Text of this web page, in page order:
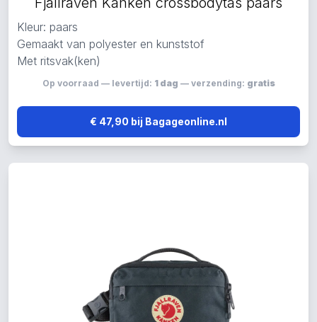
Kleur: paars
Gemaakt van polyester en kunststof
Met ritsvak(ken)
Op voorraad — levertijd: 1 dag — verzending: gratis
€ 47,90 bij Bagageonline.nl